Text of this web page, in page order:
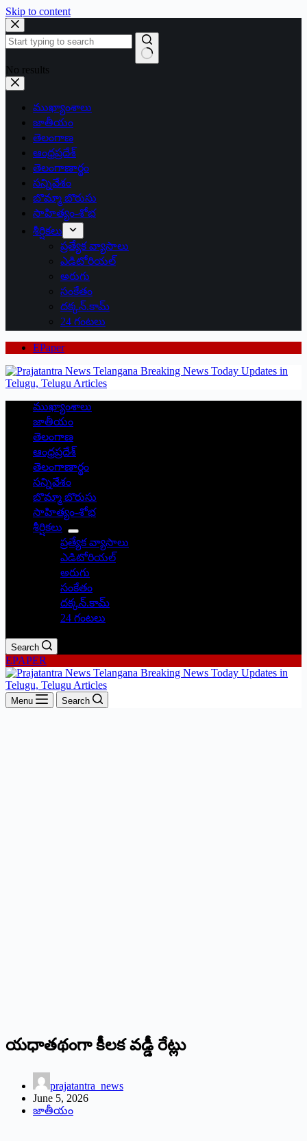
Skip to content
No results
ముఖ్యాంశాలు
జాతీయం
తెలంగాణ
ఆంధ్రప్రదేశ్
తెలంగాణార్థం
సన్నివేశం
బొమ్మా బొరుసు
సాహిత్యం-శోభ
శీర్షికలు
ప్రత్యేక వ్యాసాలు
ఎడిటోరియల్
అరుగు
సంకేతం
దక్కన్.కామ్
24 గంటలు
EPaper
ముఖ్యాంశాలు
జాతీయం
తెలంగాణ
ఆంధ్రప్రదేశ్
తెలంగాణార్థం
సన్నివేశం
బొమ్మా బొరుసు
సాహిత్యం-శోభ
శీర్షికలు
ప్రత్యేక వ్యాసాలు
ఎడిటోరియల్
అరుగు
సంకేతం
దక్కన్.కామ్
24 గంటలు
Search
EPAPER
Menu Search
యధాతథంగా కీలక వడ్డీ రేట్లు
prajatantra_news
June 5, 2026
జాతీయం